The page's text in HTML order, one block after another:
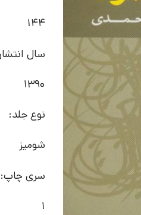
144
سال
1390
نوع جلد:
شومیز
سری چاپ:
1